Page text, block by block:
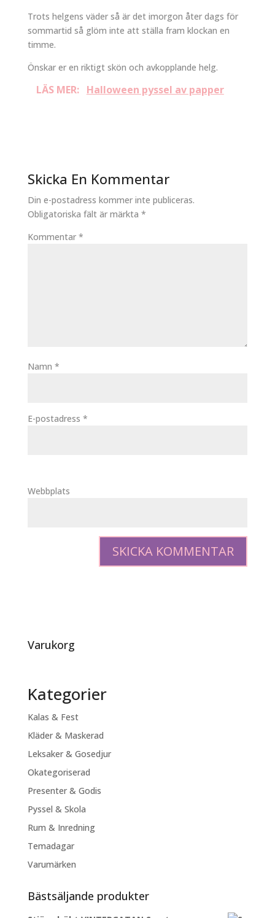
Trots helgens väder så är det imorgon åter dags för
sommartid så glöm inte att ställa fram klockan en
timme.
Önskar er en riktigt skön och avkopplande helg.
LÄS MER: Halloween pyssel av papper
Skicka En Kommentar
Din e-postadress kommer inte publiceras.
Obligatoriska fält är märkta *
Kommentar *
Namn *
E-postadress *
Webbplats
Varukorg
Kategorier
Kalas & Fest
Kläder & Maskerad
Leksaker & Gosedjur
Okategoriserad
Presenter & Godis
Pyssel & Skola
Rum & Inredning
Temadagar
Varumärken
Bästsäljande produkter